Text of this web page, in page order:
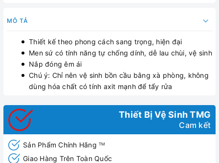
MÔ TẢ
Thiết kế theo phong cách sang trọng, hiện đại
Men sứ có tính năng tự chống dính, dễ lau chùi, vệ sinh
Nắp đóng êm ái
Chú ý: Chỉ nên vệ sinh bồn cầu bằng xà phòng, không
dùng hóa chất có tính axit mạnh để tẩy rửa
Thiết Bị Vệ Sinh TMG
Cam kết
Sản Phẩm Chính Hãng TM
Giao Hàng Trên Toàn Quốc